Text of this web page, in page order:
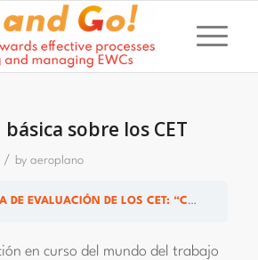
sobre los CET
/ by aeroplano
(ES) HERRAMIENTA DE EVALUACIÓN DE LOS CET: “CET EFICIENTES EN LA NUEVA NORMALIDAD”
en curso del mundo del trabajo